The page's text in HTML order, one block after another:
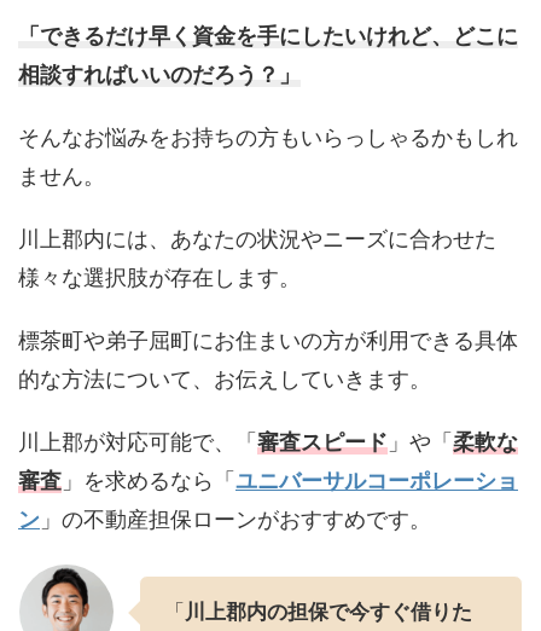
「できるだけ早く資金を手にしたいけれど、どこに
相談すればいいのだろう？」
そんなお悩みをお持ちの方もいらっしゃるかもしれ
ません。
川上郡内には、あなたの状況やニーズに合わせた
様々な選択肢が存在します。
標茶町や弟子屈町にお住まいの方が利用できる具体
的な方法について、お伝えしていきます。
川上郡が対応可能で、「 審査スピード 」や「 柔軟な
審査 」を求めるなら「 ユニバーサルコーポレーショ
ン 」の不動産担保ローンがおすすめです。
「 川上郡内の担保で今すぐ借りた